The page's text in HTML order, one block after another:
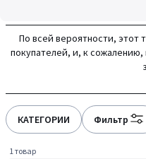
По всей вероятности, этот
покупателей, и, к
КАТЕГОРИИ Фильтр
1 товар